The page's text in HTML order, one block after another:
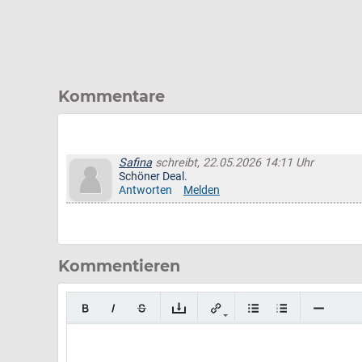
Kommentare
Safina schreibt, 22.05.2026 14:11 Uhr
Schöner Deal.
Antworten
Melden
Kommentieren